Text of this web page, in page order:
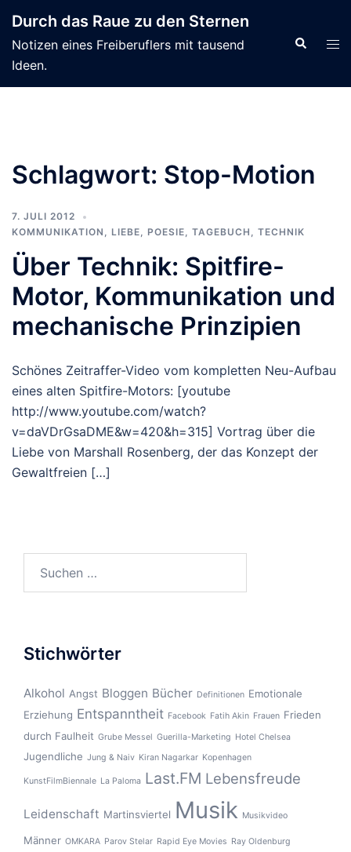
Inhalt
springen
Durch das Raue zu den Sternen
Notizen eines Freiberuflers mit tausend
Ideen.
Suche
Schlagwort: Stop-Motion
7. JULI 2012
KOMMUNIKATION , LIEBE, POESIE, TAGEBUCH , TECHNIK
Über Technik: Spitfire-
Motor, Kommunikation und
mechanische Prinzipien
Schönes Zeitraffer-Video vom kompletten Neu-Aufbau
eines alten Spitfire-Motors: [youtube
http://www.youtube.com/watch?
v=daVDrGsaDME&w=420&h=315] Vortrag über die
Liebe von Marshall Rosenberg, der das Konzept der
Gewaltfreien […]
Stichwörter
Alkohol Angst Bloggen Bücher Definitionen Emotionale
Erziehung Entspanntheit Facebook Fatih Akin Frauen Frieden
durch Faulheit Grube Messel Guerilla-Marketing Hotel Chelsea
Jugendliche Jung & Naiv Kiran Nagarkar Kopenhagen
KunstFilmBiennale La Paloma Last.FM Lebensfreude
Leidenschaft Martinsviertel Musik Musikvideo
Männer OMKARA Parov Stelar Rapid Eye Movies Ray Oldenburg